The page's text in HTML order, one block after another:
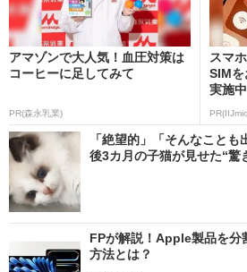
アマゾンで大人気！血圧対策は
コーヒーに足してみて
PR(森永乳業)
スマ
SIM
実施中
「絶望的」「そんなこと
後3カ月の子猫が見せた“驚
FPが解説！Apple製品を分
方法とは？